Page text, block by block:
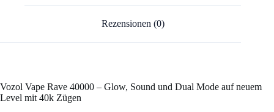
Rezensionen (0)
Vozol Vape Rave 40000 – Glow, Sound und Dual Mode auf neuem
Level mit 40k Zügen